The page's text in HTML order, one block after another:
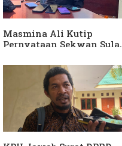
intervensi Politik
Masmina Ali Kutip
Pernyataan Sekwan Sula,
Diduga Jadikan
Keponakan "ATM
Berjalan"